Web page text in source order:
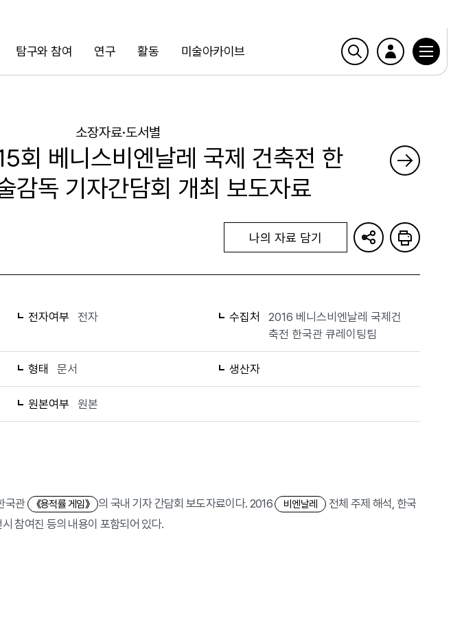
탐구와 참여 연구 활동 미술아카이브
검색
소장자료·도서별
회 베니스비엔날레 국제 건축전 한
감독 기자간담회 개최 보도자료
나의 자료 담기
전자여부 전자 수집처
2016 베니스비엔날레 국제건
축전 한국관 큐레이팅팀
형태 문서 생산자
원본여부 원본
국관 《용적률 게임》 의 국내 기자 간담회 보도자료이다. 2016 비엔날레
전체 주제 해석, 한국
참여진 등의 내용이 포함되어 있다.